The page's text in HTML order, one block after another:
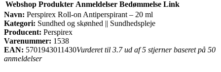
Webshop Produkter Anmeldelser Bedømmelse Link
Navn: Perspirex Roll-on Antiperspirant – 20 ml
Kategori: Sundhed og skønhed || Sundhedspleje
Producent: Perspirex
Varenummer: 1538
EAN: 5701943011430Vurderet til 3.7 ud af 5 stjerner baseret på 50
anmeldelser